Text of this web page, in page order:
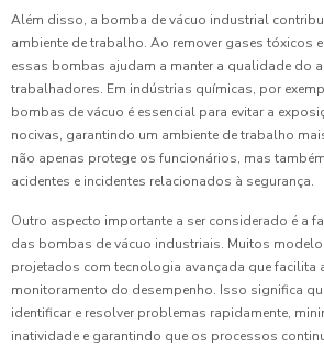
Além disso, a bomba de vácuo industrial
ambiente de trabalho. Ao remover gases tóxicos
essas bombas ajudam a manter a qualidade do
trabalhadores. Em indústrias químicas, por
bombas de vácuo é essencial para evitar a
nocivas, garantindo um ambiente de trabalho
não apenas protege os funcionários, mas
acidentes e incidentes relacionados à segurança.
Outro aspecto importante a ser considerado é a
das bombas de vácuo industriais. Muitos
projetados com tecnologia avançada que facilita
monitoramento do desempenho. Isso significa
identificar e resolver problemas rapidamente,
inatividade e garantindo que os processos